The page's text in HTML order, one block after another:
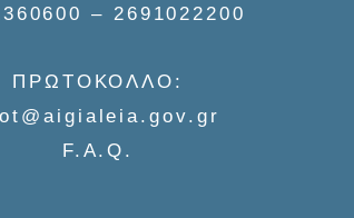
– 2691022200
ΠΡΩΤΟΚΟΛΛΟ:
F.A.Q.